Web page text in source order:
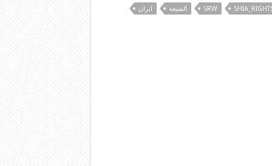
SRW الشيعة ایران